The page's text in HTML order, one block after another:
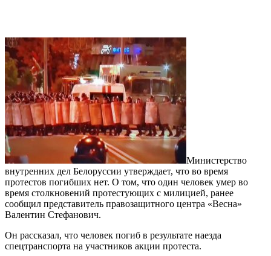
Министерство
внутренних дел Белоруссии утверждает, что во время
протестов погибших нет. О том, что один человек умер во
время столкновений протестующих с милицией, ранее
сообщил представитель правозащитного центра «Весна»
Валентин Стефанович.
Он рассказал, что человек погиб в результате наезда
спецтранспорта на участников акции протеста.